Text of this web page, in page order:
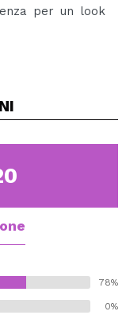
per un look
grazie alla loro
78%
0%